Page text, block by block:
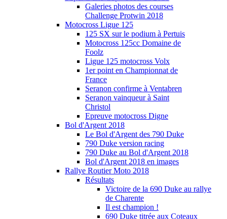
Galeries photos des courses
Challenge Protwin 2018
Motocross Ligue 125
125 SX sur le podium à Pertuis
Motocross 125cc Domaine de
Foolz
Ligue 125 motocross Volx
1er point en Championnat de
France
Seranon confirme à Ventabren
Seranon vainqueur à Saint
Christol
Epreuve motocross Digne
Bol d'Argent 2018
Le Bol d'Argent des 790 Duke
790 Duke version racing
790 Duke au Bol d'Argent 2018
Bol d'Argent 2018 en images
Rallye Routier Moto 2018
Résultats
Victoire de la 690 Duke au rallye
de Charente
Il est champion !
690 Duke titrée aux Coteaux